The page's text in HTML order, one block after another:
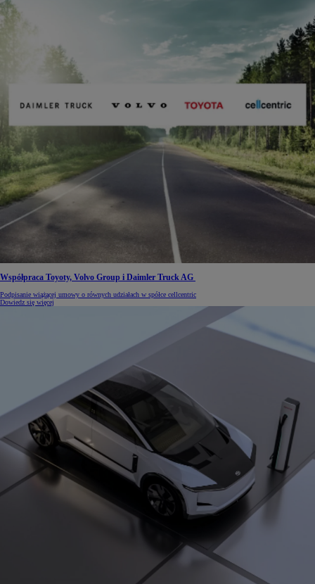
Współpraca Toyoty, Volvo Group i Daimler Truck AG
Podpisanie wiążącej umowy o równych udziałach w spółce cellcentric
Dowiedz się więcej